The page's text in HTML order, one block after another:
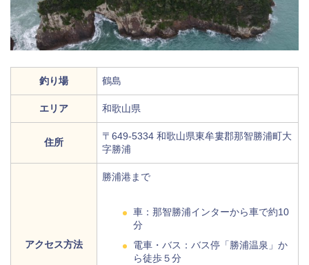
釣り場 鶴島
エリア 和歌山県
住所
〒649-5334 和歌山県東牟婁郡那智勝浦町大
字勝浦
アクセス方法
勝浦港まで
車：那智勝浦インターから車で約10
分
電車・バス：バス停「勝浦温泉」か
ら徒歩５分